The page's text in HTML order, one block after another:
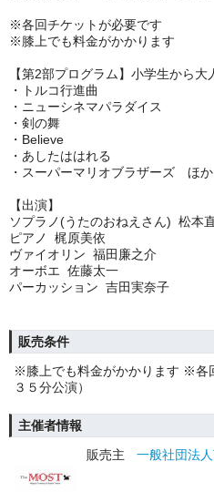
※各回チケットが必要です
※膝上でも料金がかかります
【第2部プログラム】小学生から大
・トルコ行進曲
・ニューシネマパラダイス
・剣の舞
・Believe
・あしたははれる
・スーパーマリオブラザーズ ほか
【出演】
ソプラノ(うたのおねえさん) 松本
ピアノ 梶原美依
ヴァイオリン 福田廉之介
オーボエ 佐藤太一
パーカッション 吉田実奈子
販売条件
※膝上でも料金がかかります ※各
３５分公演）
主催者情報
販売主
一般社団法